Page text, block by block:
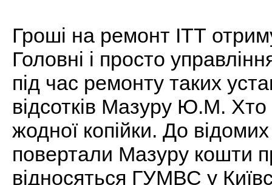
Гроші на ремонт ІТТ
Головні і просто
під час ремонту таких
відсотків Мазуру Ю.М.
жодної копійки. До
повертали Мазуру кошти
відносяться ГУМВС у